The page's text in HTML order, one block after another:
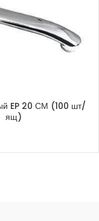
EP 20 СМ (100 шт/
ящ)